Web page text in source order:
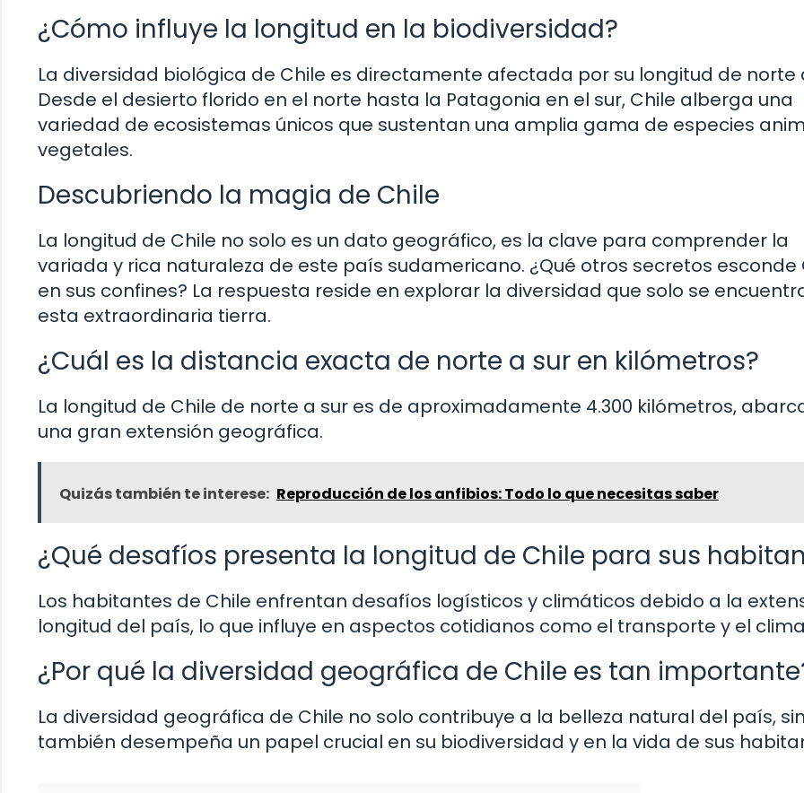
¿Cómo influye la longitud en la biodiversidad?
La diversidad biológica de Chile es directamente afectada por su longitud de norte
Desde el desierto florido en el norte hasta la Patagonia en el sur, Chile alberga una
variedad de ecosistemas únicos que sustentan una amplia gama de especies
vegetales.
Descubriendo la magia de Chile
La longitud de Chile no solo es un dato geográfico, es la clave para comprender la
variada y rica naturaleza de este país sudamericano. ¿Qué otros secretos esconde
en sus confines? La respuesta reside en explorar la diversidad que solo se
esta extraordinaria tierra.
¿Cuál es la distancia exacta de norte a sur en kilómetros?
La longitud de Chile de norte a sur es de aproximadamente 4.300 kilómetros,
una gran extensión geográfica.
Quizás también te interese: Reproducción de los anfibios: Todo lo que necesitas saber
¿Qué desafíos presenta la longitud de Chile para sus
Los habitantes de Chile enfrentan desafíos logísticos y climáticos debido a la
longitud del país, lo que influye en aspectos cotidianos como el transporte y el
¿Por qué la diversidad geográfica de Chile es tan
La diversidad geográfica de Chile no solo contribuye a la belleza natural del país,
también desempeña un papel crucial en su biodiversidad y en la vida de sus